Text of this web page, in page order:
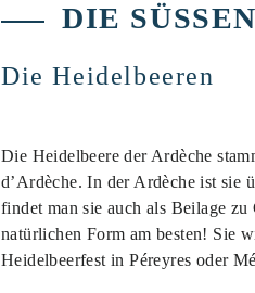
DIE
Die Heidelbeeren
Die Heidelbeere der Ardèche
d’Ardèche. In der Ardèche ist sie
findet man sie auch als Beilage
natürlichen Form am besten! Sie
Heidelbeerfest in Péreyres oder